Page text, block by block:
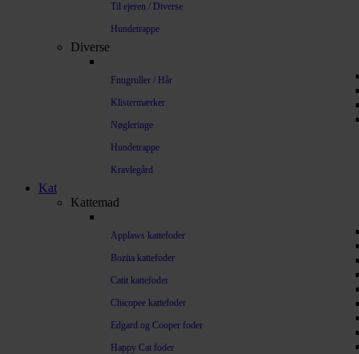
Til ejeren / Diverse
Hundetrappe
Diverse
Fnugruller / Hår
Klistermærker
Nøgleringe
Hundetrappe
Kravlegård
Kat
Kattemad
Applaws kattefoder
Bozita kattefoder
Catit kattefoder
Chicopee kattefoder
Edgard og Cooper foder
Happy Cat foder